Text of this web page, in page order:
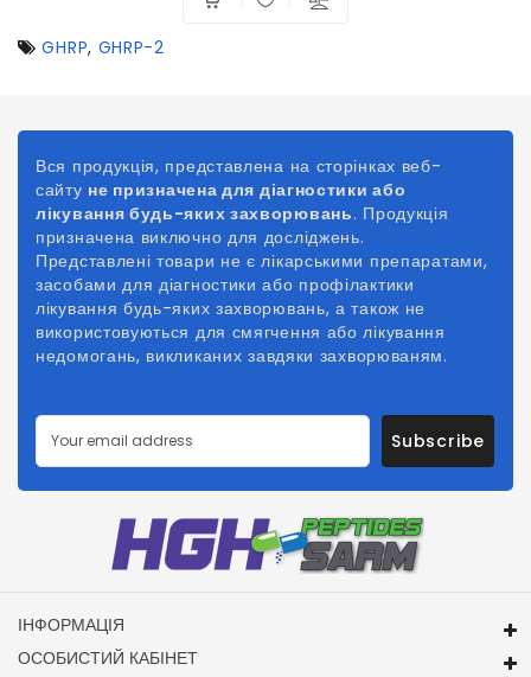
GHRP, GHRP-2
Вся продукція, представлена на сторінках веб-
сайту не призначена для діагностики або
лікування будь-яких захворювань. Продукція
призначена виключно для досліджень.
Представлені товари не є лікарськими препаратами,
засобами для діагностики або профілактики
лікування будь-яких захворювань, а також не
використовуються для смягчення або лікування
недомогань, викликанихзавдяки захворюваням.
Subscribe
ІНФОРМАЦІЯ
ОСОБИСТИЙ КАБІНЕТ